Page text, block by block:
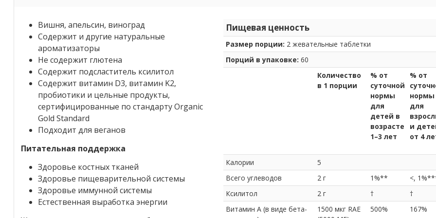
Пищевая ценность
Размер порции: 2 жевательные таблетки
Порций в упаковке: 60
Количество
в 1 порции
% от
суточной
нормы
для
детей в
возрасте
1–3 лет
% от
нормы
для
и
от 4
Калории
5
Всего углеводов
2 г 1%**
<,
Ксилитол
2 г †
†
Витамин A (в виде бета-
1500 мкг RAE
500% 167%
Вишня, апельсин, виноград
Содержит и другие натуральные
ароматизаторы
Не содержит глютена
Содержит подсластитель ксилитол
Содержит витамин D3, витамин K2,
пробиотики и цельные продукты,
сертифицированные по стандарту Organic
Gold Standard
Подходит для веганов
Питательная поддержка
Здоровье костных тканей
Здоровье пищеварительной системы
Здоровье иммунной системы
Естественная выработка энергии